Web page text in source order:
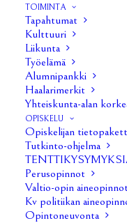
TOIMINTA
Tapahtumat
Kulttuuri
Liikunta
Työelämä
Alumnipankki
Haalarimerkit
Yhteiskunta-alan
OPISKELU
Opiskelijan
Tutkinto-ohjelma
Perusopinnot
Valtio-opin
Kv politiikan
Opintoneuvonta
Hallituksen kokous 3/
Hallituksen kokous 4/
Hallituksen kokous 5/
Hallituksen kokous 6/
Hallituksen kokous 7/
Kevätkokous 2019
(Liite 5)(Liite 6)